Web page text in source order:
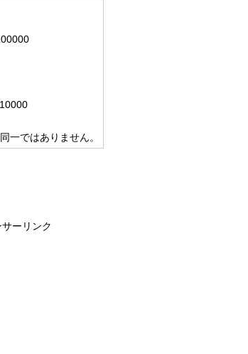
一ではありません。
ーリンク